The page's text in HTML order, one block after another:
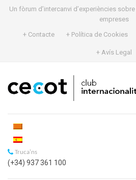
Un fòrum d’intercanvi d’experiències
empreses
+ Contacte
+ Política de Cookies
+ Avís Legal
Truca'ns
(+34) 937 361 100